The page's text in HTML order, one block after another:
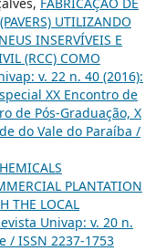
FABRICAÇÃO DE
UTILIZANDO
INSERVÍVEIS E
(RCC) COMO
v. 22 n. 40 (2016):
XX Encontro de
de Pós-Graduação, X
do Vale do Paraíba /
PLANTATION
THE LOCAL
Univap: v. 20 n.
/ ISSN 2237-1753